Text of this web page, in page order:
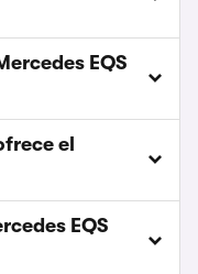
EQS
el
EQS